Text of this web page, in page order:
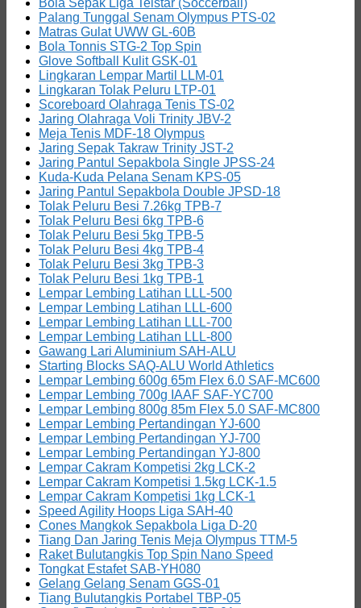
Bola Sepak Liga Telstar (Soccerball)
Palang Tunggal Senam Olympus PTS-02
Matras Gulat UWW GL-60B
Bola Tonnis STG-2 Top Spin
Glove Softball Kulit GSK-01
Lingkaran Lempar Martil LLM-01
Lingkaran Tolak Peluru LTP-01
Scoreboard Olahraga Tenis TS-02
Jaring Olahraga Voli Trinity JBV-2
Meja Tenis MDF-18 Olympus
Jaring Sepak Takraw Trinity JST-2
Jaring Pantul Sepakbola Single JPSS-24
Kuda-Kuda Pelana Senam KPS-05
Jaring Pantul Sepakbola Double JPSD-18
Tolak Peluru Besi 7.26kg TPB-7
Tolak Peluru Besi 6kg TPB-6
Tolak Peluru Besi 5kg TPB-5
Tolak Peluru Besi 4kg TPB-4
Tolak Peluru Besi 3kg TPB-3
Tolak Peluru Besi 1kg TPB-1
Lempar Lembing Latihan LLL-500
Lempar Lembing Latihan LLL-600
Lempar Lembing Latihan LLL-700
Lempar Lembing Latihan LLL-800
Gawang Lari Aluminium SAH-ALU
Starting Blocks SAQ-ALU World Athletics
Lempar Lembing 600g 65m Flex 6.0 SAF-MC600
Lempar Lembing 700g IAAF SAF-YC700
Lempar Lembing 800g 85m Flex 5.0 SAF-MC800
Lempar Lembing Pertandingan YJ-600
Lempar Lembing Pertandingan YJ-700
Lempar Lembing Pertandingan YJ-800
Lempar Cakram Kompetisi 2kg LCK-2
Lempar Cakram Kompetisi 1.5kg LCK-1.5
Lempar Cakram Kompetisi 1kg LCK-1
Speed Agility Hoops Liga SAH-40
Cones Mangkok Sepakbola Liga D-20
Tiang Dan Jaring Tenis Meja Olympus TTM-5
Raket Bulutangkis Top Spin Nano Speed
Tongkat Estafet SAB-YH080
Gelang Gelang Senam GGS-01
Tiang Bulutangkis Portabel TBP-05